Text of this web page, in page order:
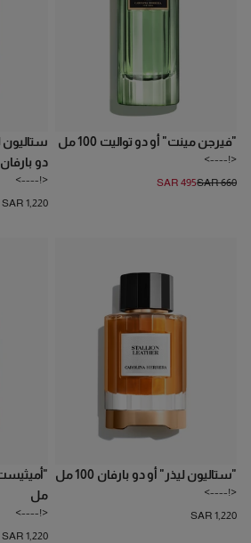
"فيرجن مينت" أو دو تواليت 100 مل
<!---->
SAR 660
SAR 495
دو بارفان
<!---->
SAR 1,220
"ستاليون ليذر" أو دو بارفان 100 مل
<!---->
SAR 1,220
مل
<!---->
SAR 1,220